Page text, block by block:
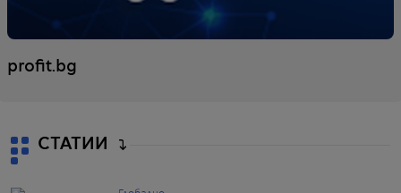
profit.bg
СТАТИИ